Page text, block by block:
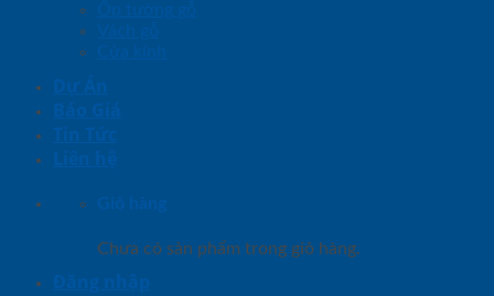
Ốp tường gỗ
Vách gỗ
Cửa kính
Dự Án
Báo Giá
Tin Tức
Liên hệ
Giỏ hàng
Chưa có sản phẩm trong giỏ hàng.
Đăng nhập